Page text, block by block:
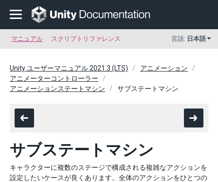
マニュアル スクリプトリファレンス 言語: 日本語
Unity ユーザーマニュアル 2021.3 (LTS)
アニメーション
アニメーターコントローラー
アニメーションステートマシン
サブステートマシン
サブステートマシン
キャラクターに複数のステージで構成される複雑なアクションを
設定したいケースが良くあります。全体のアクションをひとつの